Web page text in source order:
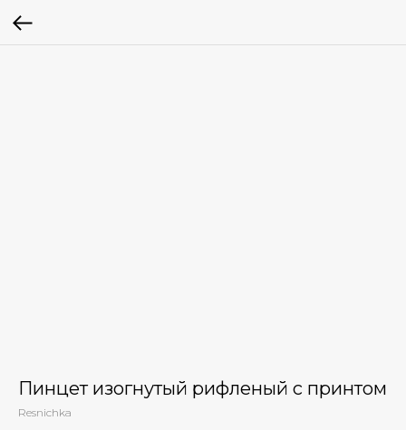
Пинцет изогнутый рифленый с принтом
Resnichka